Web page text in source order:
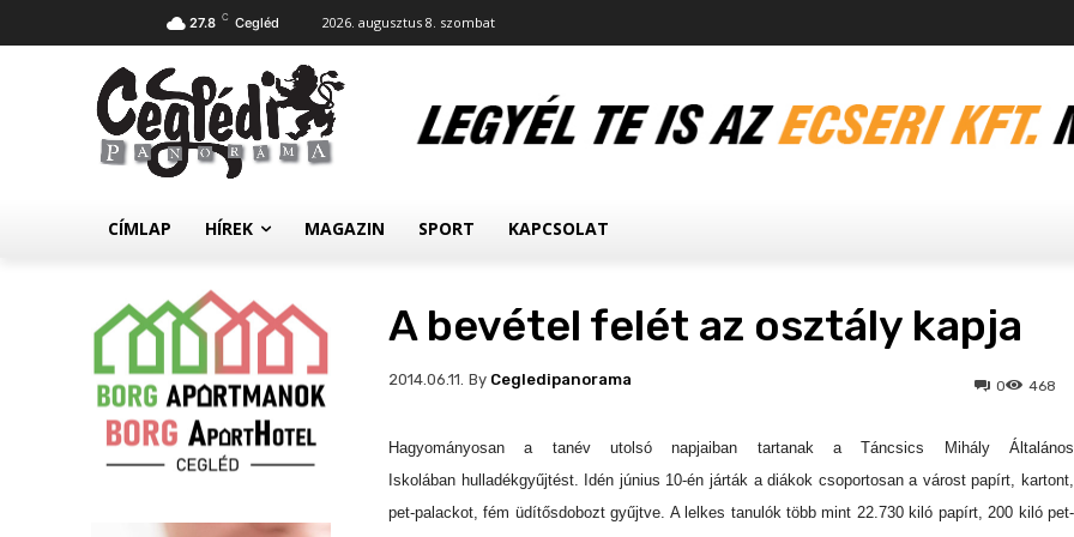
27.8 C Cegléd 2026. augusztus 8. szombat
CÍMLAP HÍREK MAGAZIN SPORT KAPCSOLAT
A bevétel felét az osztály kapja
2014.06.11. 468
0
By Cegledipanorama
Hagyományosan a tanév utolsó napjaiban tartanak a Táncsics Mihály Általános
Iskolában hulladékgyűjtést. Idén június 10-én járták a diákok csoportosan a várost papírt, kartont,
pet-palackot, fém üdítősdobozt gyűjtve. A lelkes tanulók több mint 22.730 kiló papírt, 200 kiló pet-